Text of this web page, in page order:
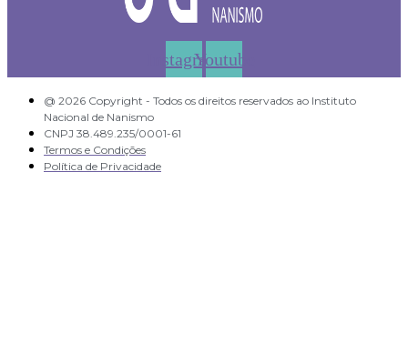
Instagram
Youtube
@ 2026 Copyright - Todos os direitos reservados ao Instituto
Nacional de Nanismo
CNPJ 38.489.235/0001-61
Termos e Condições
Política de Privacidade